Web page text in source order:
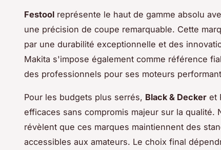
Festool représente le haut de gamme absolu
une précision de coupe remarquable. Cette
par une durabilité exceptionnelle et des
Makita s'impose également comme référence
des professionnels pour ses moteurs
Pour les budgets plus serrés, Black & Decker et
efficaces sans compromis majeur sur la qualité.
révèlent que ces marques maintiennent des
accessibles aux amateurs. Le choix final